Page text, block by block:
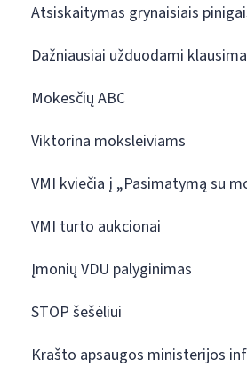
Atsiskaitymas grynaisiais
Dažniausiai užduodami
Mokesčių ABC
Viktorina moksleiviams
VMI kviečia į „Pasimatymą su
VMI turto aukcionai
Įmonių VDU palyginimas
STOP šešėliui
Krašto apsaugos ministerijos